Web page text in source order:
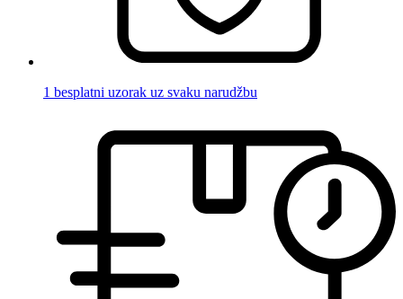
1 besplatni uzorak uz svaku narudžbu